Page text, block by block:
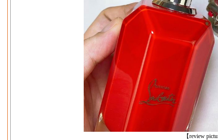
【review
下一张